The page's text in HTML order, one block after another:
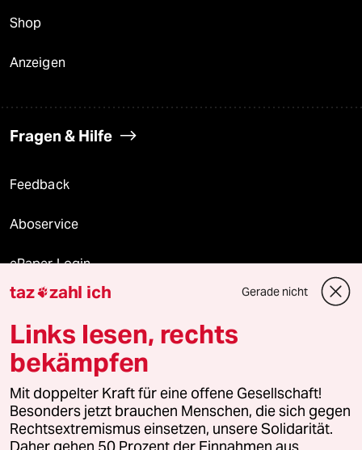
Shop
Anzeigen
Fragen & Hilfe
Feedback
Aboservice
ePaper Login
Downloads für Abonnierende
© 2026 taz Verlags und Vertriebs GmbH
Alle Rechte vorbehalten. Bei rechtlichen Fragen oder für Genehmigungen
wenden Sie sich bitte an lizenzen@taz.de
taz zahl ich Gerade nicht
Links lesen, rechts
bekämpfen
Mit doppelter Kraft für eine offene Gesellschaft!
Besonders jetzt brauchen Menschen, die sich gegen
Rechtsextremismus einsetzen, unsere Solidarität.